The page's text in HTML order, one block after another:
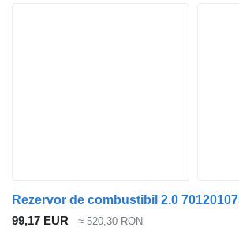
99,17 EUR ≈ 520,30 RON